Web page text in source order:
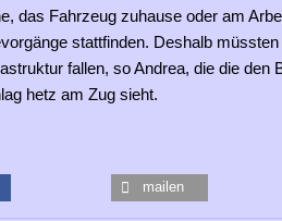
das Fahrzeug zuhause oder am
stattfinden. Deshalb
fallen, so Andrea, die die den
hetz am Zug sieht.
mailen